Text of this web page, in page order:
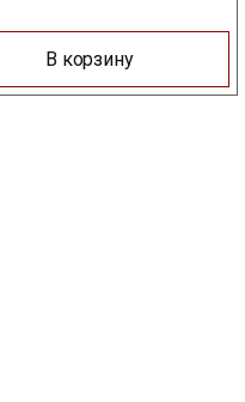
В корзину